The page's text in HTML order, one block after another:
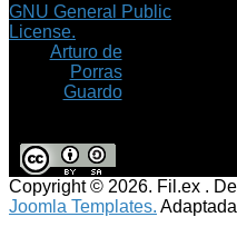
GNU General Public
License.
Arturo de
Porras
Guardo
Copyright © 2026. Fil.ex .
Joomla Templates.